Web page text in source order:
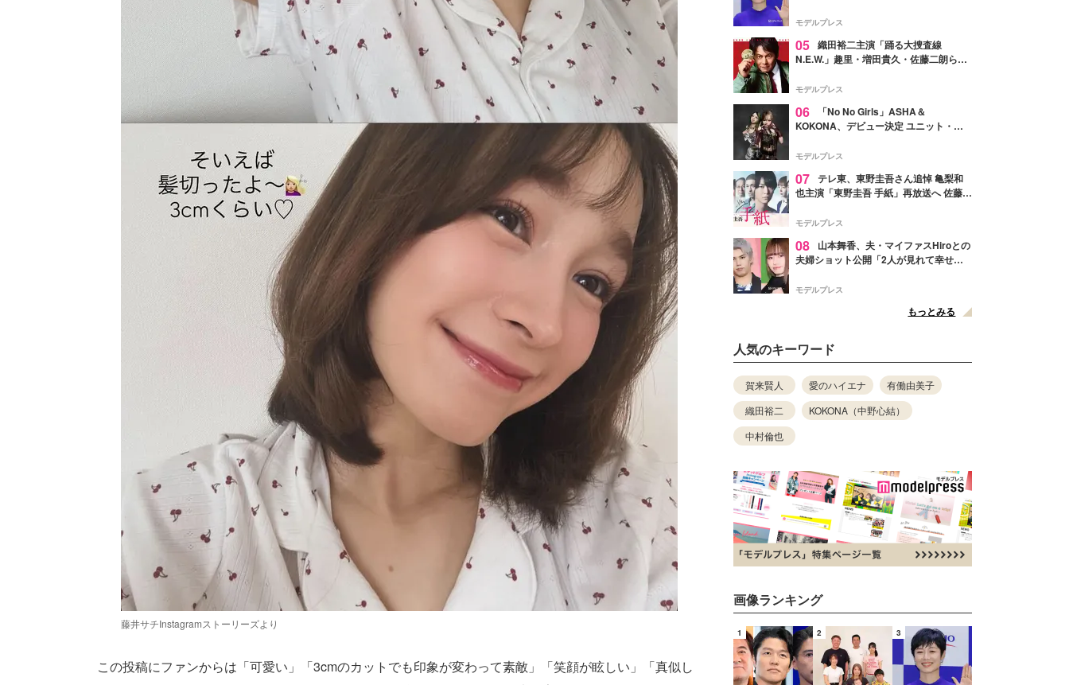
藤井サチInstagramストーリーズより
この投稿にファンからは「可愛い」「3cmのカットでも印象が変わって素敵」「笑顔が眩しい」「真似し
そう」と反響
モデルプレス
05 織田裕二主演「踊る大捜査線
N.E.W.」趣里・増田貴久・佐藤二朗ら新
徴する“謎のキーワード”も
モデルプレス
06
「No No Girls」ASHA＆
KOKONA、デビュー決定 ユニット・
リリースへ
モデルプレス
07 テレ東、東野圭吾さん追悼 亀梨和
也主演「東野圭吾 手紙」再放送へ 佐藤隆
モデルプレス
08
山本舞香、夫・マイファスHiroとの
夫婦ショット公開「2人が見れて幸せ」
モデルプレス
もっとみる
人気のキーワード
賀来賢人 愛のハイエナ
有働由美子
織田裕二
KOKONA（中野心結）
中村倫也
画像ランキング
1 2 3